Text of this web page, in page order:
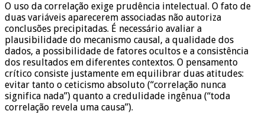
O uso da correlação exige prudência intelectual. O fato de
duas variáveis aparecerem associadas não autoriza
conclusões precipitadas. É necessário avaliar a
plausibilidade do mecanismo causal, a qualidade dos
dados, a possibilidade de fatores ocultos e a consistência
dos resultados em diferentes contextos. O pensamento
crítico consiste justamente em equilibrar duas atitudes:
evitar tanto o ceticismo absoluto (“correlação nunca
significa nada”) quanto a credulidade ingênua (“toda
correlação revela uma causa”).